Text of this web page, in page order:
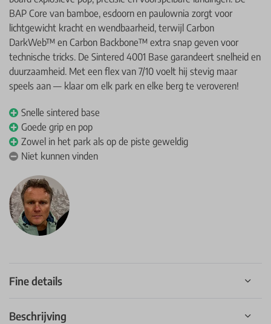
BAP Core van bamboe, esdoorn en paulownia zorgt voor
lichtgewicht kracht en wendbaarheid, terwijl Carbon
DarkWeb™ en Carbon Backbone™ extra snap geven voor
technische tricks. De Sintered 4001 Base garandeert snelheid en
duurzaamheid. Met een flex van 7/10 voelt hij stevig maar
speels aan — klaar om elk park en elke berg te veroveren!
Snelle sintered base
Goede grip en pop
Zowel in het park als op de piste geweldig
Niet kunnen vinden
Fine details
Beschrijving